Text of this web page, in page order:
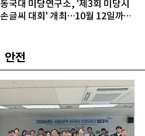
동국대 미당연구소, '제3회 미당시
손글씨 대회' 개최…10월 12일까지
안전